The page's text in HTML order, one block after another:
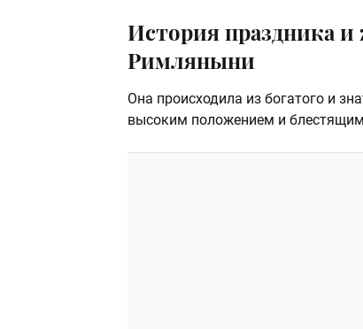
История праздника
Римляныни
Она происходила из богатого и
высоким положением и